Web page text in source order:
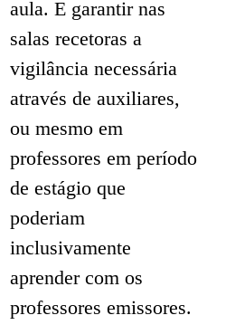
aula. E garantir nas
salas recetoras a
vigilância necessária
através de auxiliares,
ou mesmo em
professores em período
de estágio que
poderiam
inclusivamente
aprender com os
professores emissores.